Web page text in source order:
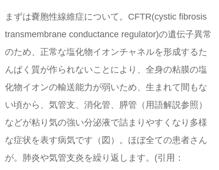
まずは嚢胞性線維症について。CFTR(cystic fibrosis
transmembrane conductance regulator)の遺伝子異常
のため、正常な塩化物イオンチャネルを形成するた
んぱく質が作られないことにより、全身の粘膜の塩
化物イオンの輸送能力が弱いため、生まれて間もな
い頃から、気管支、消化管、膵管（用語解説参照）
などが粘り気の強い分泌液で詰まりやすくなり多様
な症状を表す病気です（図）。ほぼ全ての患者さん
が。肺炎や気管支炎を繰り返します。(引用：